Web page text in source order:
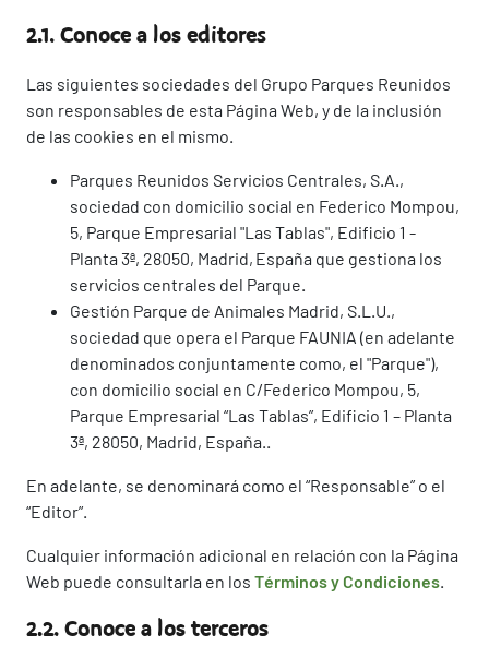
2.1. Conoce a los editores
Las siguientes sociedades del Grupo Parques Reunidos
son responsables de esta Página Web, y de la inclusión
de las cookies en el mismo.
Parques Reunidos Servicios Centrales, S.A.,
sociedad con domicilio social en Federico Mompou,
5, Parque Empresarial "Las Tablas", Edificio 1 -
Planta 3ª, 28050, Madrid, España que gestiona los
servicios centrales del Parque.
Gestión Parque de Animales Madrid, S.L.U.,
sociedad que opera el Parque FAUNIA (en adelante
denominados conjuntamente como, el "Parque"),
con domicilio social en C/Federico Mompou, 5,
Parque Empresarial “Las Tablas”, Edificio 1 – Planta
3ª, 28050, Madrid, España..
En adelante, se denominará como el “Responsable” o el
“Editor”.
Cualquier información adicional en relación con la Página
Web puede consultarla en los Términos y Condiciones.
2.2. Conoce a los terceros